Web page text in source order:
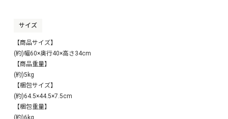
サイズ
【商品サイズ】
(約)幅60×奥行40×高さ34cm
【商品重量】
(約)5kg
【梱包サイズ】
(約)64.5×44.5×7.5cm
【梱包重量】
(約)6kg